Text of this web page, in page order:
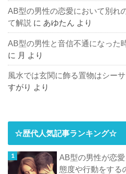
AB型の男性の恋愛において別れ
て解説 に あゆたん より
AB型の男性と音信不通になった
に 月 より
風水では玄関に飾る置物はシー
すがり より
☆歴代人気記事ランキング☆
AB型の男性が恋
態度や行動をする